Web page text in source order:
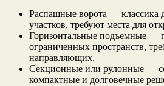
Распашные ворота — классика
участков, требуют места для
Горизонтальные подъемные —
ограниченных пространств,
направляющих.
Секционные или рулонные —
компактные и долговечные